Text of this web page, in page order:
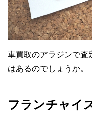
車買取のアラジンで査
はあるのでしょうか。
フランチャイ